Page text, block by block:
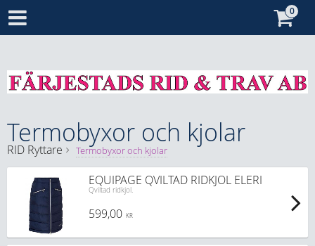
Termobyxor och kjolar
RID Ryttare Termobyxor och kjolar
EQUIPAGE QVILTAD RIDKJOL ELERI
Qviltad ridkjol.
599,00 KR